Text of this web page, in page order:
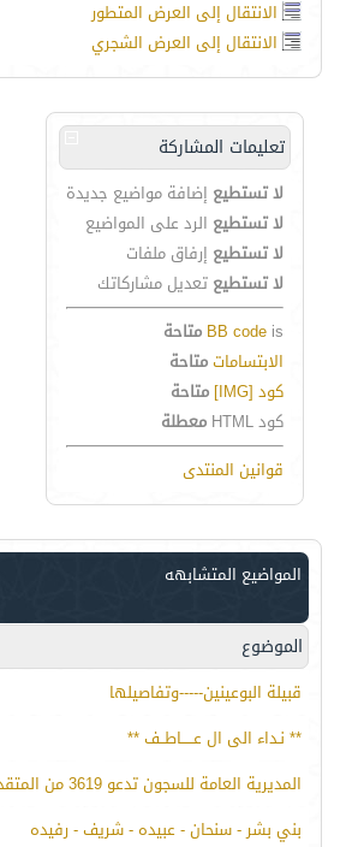
الانتقال إلى العرض المتطور
الانتقال إلى العرض الشجري
تعليمات المشاركة
لا تستطيع إضافة مواضيع جديدة
لا تستطيع الرد على المواضيع
لا تستطيع إرفاق ملفات
لا تستطيع تعديل مشاركاتك
BB code is
متاحة
الابتساماتمتاحة
كود [IMG]
متاحة
كود HTML
معطلة
قوانين المنتدى
المواضيع المتشابهه
الموضوع
قبيلة البوعينين-----وتفاصيلها
** نـداء الى ال عـــــاطــف **
المديرية العامة للسجون تدعو 3619 من المتقدمين للجنة القبول والتسجيل للمراجعة
بني بشر - سنحان - عبيده - شريف - رفيده